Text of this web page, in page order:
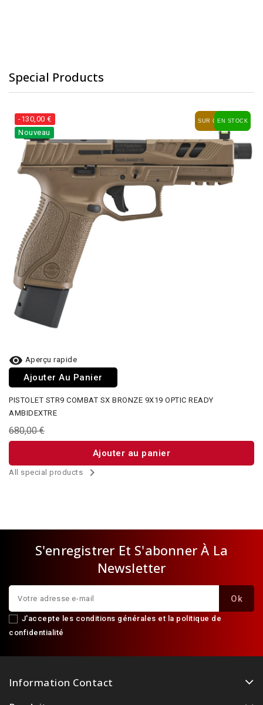
Special Products
SUR COMMANDE
EN STOCK
 Aperçu rapide
Ajouter Au Panier
-130,00 €
Nouveau
PISTOLET STR9 COMBAT SX BRONZE 9X19 OPTIC READY
AMBIDEXTRE
680,00 €
Ajouter au panier
All special products 
S'enregistrer Et S'abonner À La
Newsletter
J'accepte les conditions générales et la politique de
confidentialité
Information Contact